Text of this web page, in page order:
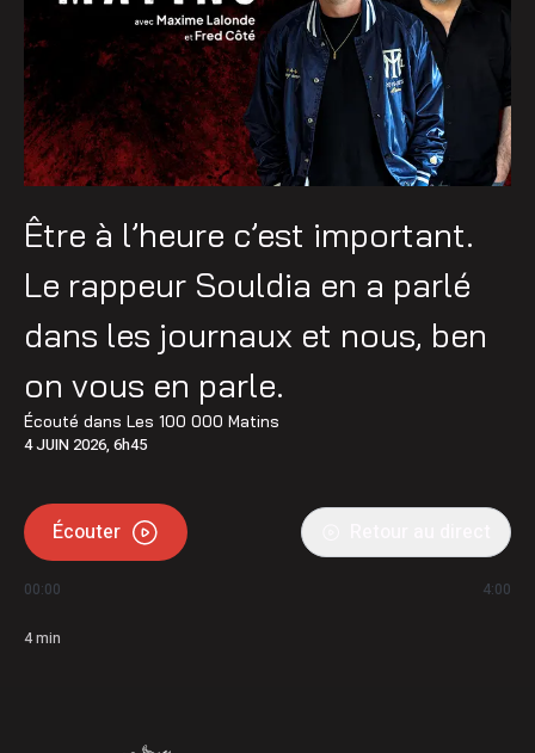
Être à l’heure c’est important.
Le rappeur Souldia en a parlé
dans les journaux et nous, ben
on vous en parle.
Écouté dans Les 100 000 Matins
4 JUIN 2026, 6h45
Écouter
00:00 4:00
4min